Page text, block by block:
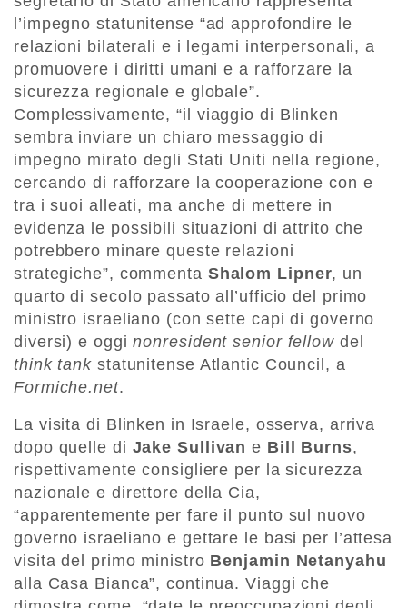
l’impegno statunitense “ad approfondire le
relazioni bilaterali e i legami interpersonali, a
promuovere i diritti umani e a rafforzare la
sicurezza regionale e globale”.
Complessivamente, “il viaggio di Blinken
sembra inviare un chiaro messaggio di
impegno mirato degli Stati Uniti nella regione,
cercando di rafforzare la cooperazione con e
tra i suoi alleati, ma anche di mettere in
evidenza le possibili situazioni di attrito che
potrebbero minare queste relazioni
strategiche”, commenta Shalom Lipner, un
quarto di secolo passato all’ufficio del primo
ministro israeliano (con sette capi di governo
diversi) e ogginonresident senior fellowdel
think tank statunitense Atlantic Council, a
Formiche.net.
La visita di Blinken in Israele, osserva, arriva
dopo quelle di Jake Sullivan e Bill Burns,
rispettivamente consigliere per la sicurezza
nazionale e direttore della Cia,
“apparentemente per fare il punto sul nuovo
governo israeliano e gettare le basi per l’attesa
visita del primo ministro Benjamin Netanyahu
alla Casa Bianca”, continua. Viaggi che